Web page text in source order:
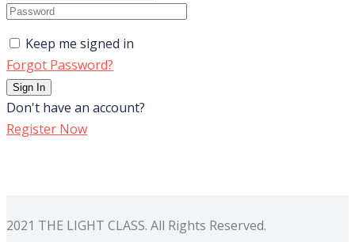
Keep me signed in
Forgot Password?
Sign In
Don't have an account?
Register Now
2021 THE LIGHT CLASS. All Rights Reserved.